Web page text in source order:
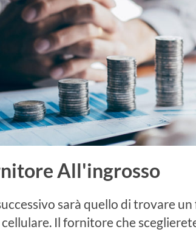
All'ingrosso
sarà quello di trovare
Il fornitore che